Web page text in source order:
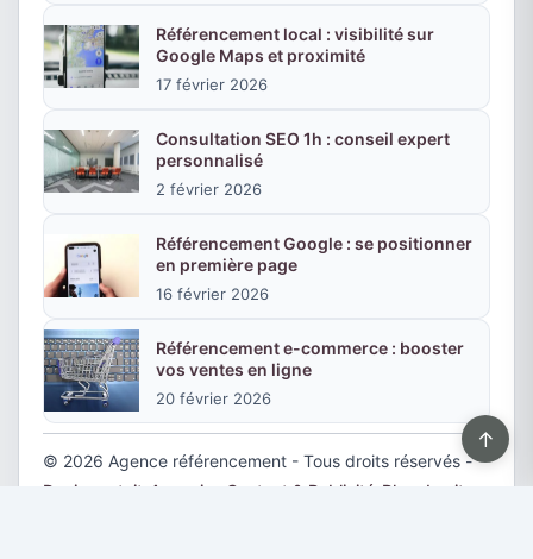
Référencement local : visibilité sur
Google Maps et proximité
17 février 2026
Consultation SEO 1h : conseil expert
personnalisé
2 février 2026
Référencement Google : se positionner
en première page
16 février 2026
Référencement e-commerce : booster
vos ventes en ligne
20 février 2026
© 2026 Agence référencement - Tous droits réservés -
Devis gratuit
Annuaire Contact & Publicité Plan du site
↑